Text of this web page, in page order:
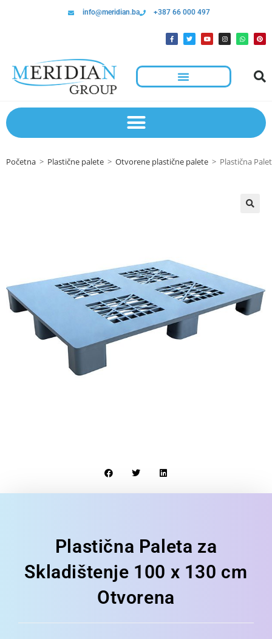
info@meridian.ba +387 66 000 497
Početna > Plastične palete > Otvorene plastične palete > Plastična
Plastična Paleta za
Skladištenje 100 x 130 cm
Otvorena